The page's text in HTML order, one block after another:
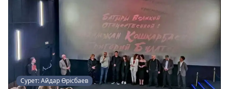
Сурет: Айдар Өрісбаев